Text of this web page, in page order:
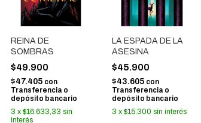
REINA DE
SOMBRAS
$49.900
$47.405 con
Transferencia o
depósito bancario
3 x $16.633,33 sin
interés
LA ESPADA DE LA
ASESINA
$45.900
$43.605 con
Transferencia o
depósito bancario
3 x $15.300 sin interés